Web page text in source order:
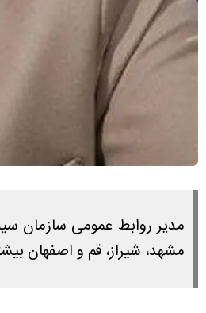
مشهد، شیراز، قم و اصفهان